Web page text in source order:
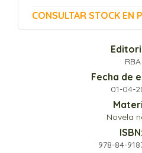
CONSULTAR STOCK EN
RBA
Fecha de
01-04-
Novela
ISBN:
978-84-